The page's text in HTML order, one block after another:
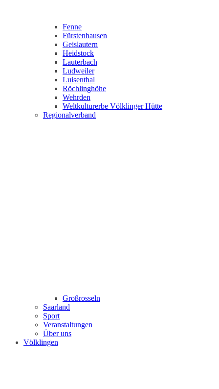
Fenne
Fürstenhausen
Geislautern
Heidstock
Lauterbach
Ludweiler
Luisenthal
Röchlinghöhe
Wehrden
Weltkulturerbe Völklinger Hütte
Regionalverband
Großrosseln
Saarland
Sport
Veranstaltungen
Über uns
Völklingen